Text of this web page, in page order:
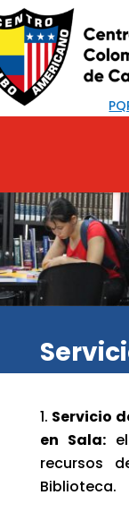
Servicio
en Sala:el
recursos
Biblioteca.